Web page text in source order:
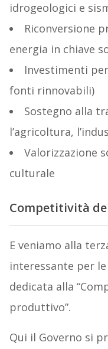
idrogeologici e
Riconversione
energia in chiave
Investimenti
fonti rinnovabili)
Sostegno alla
l’agricoltura,
Valorizzazione
culturale
Competitività
E veniamo alla
interessante per
dedicata alla
produttivo”.
Qui il Governo si